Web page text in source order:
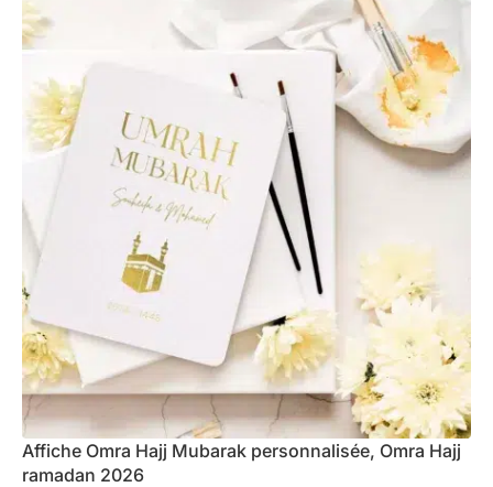
Affiche Omra Hajj Mubarak personnalisée, Omra Hajj
ramadan 2026